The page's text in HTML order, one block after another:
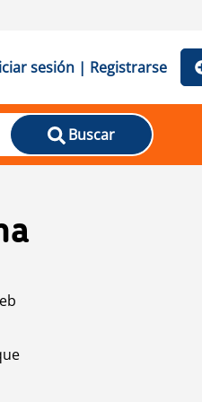
sesión | Registrarse
Buscar